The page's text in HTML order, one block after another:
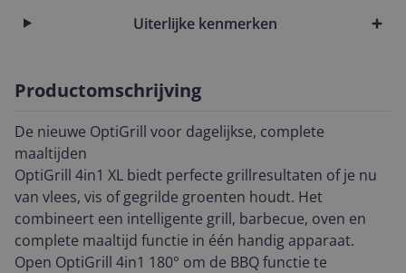
Uiterlijke kenmerken
Productomschrijving
De nieuwe OptiGrill voor dagelijkse, complete
maaltijden
OptiGrill 4in1 XL biedt perfecte grillresultaten of je nu
van vlees, vis of gegrilde groenten houdt. Het
combineert een intelligente grill, barbecue, oven en
complete maaltijd functie in één handig apparaat.
Open OptiGrill 4in1 180° om de BBQ functie te